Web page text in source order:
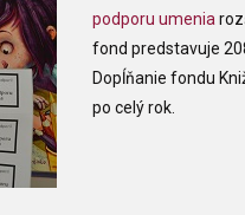
podporu umenia
fond predstavuje
Dopĺňanie fondu
po celý rok.